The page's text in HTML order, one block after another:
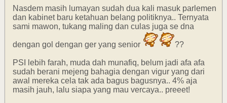
Nasdem masih lumayan sudah dua kali masuk parlemen
dan kabinet baru ketahuan belang politiknya.. Ternyata
sami mawon, tukang maling dan culas juga se dna
dengan gol dengan ger yang senior ??
PSI lebih farah, muda dah munafiq, belum jadi afa afa
sudah berani mejeng bahagia dengan vigur yang dari
awal mereka cela tak ada bagus bagusnya.. 4% aja
masih jauh, lalu siapa yang mau vercaya.. preeet!